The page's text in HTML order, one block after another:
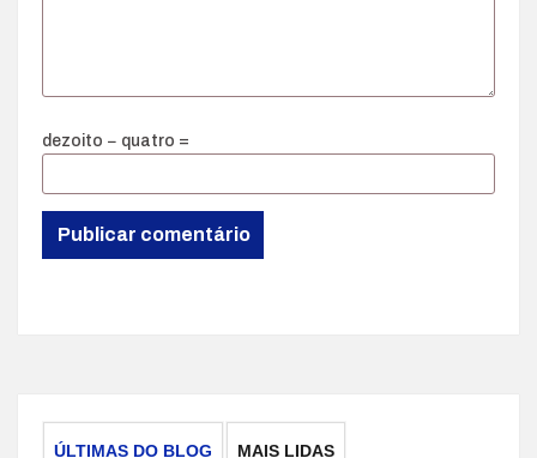
dezoito − quatro =
ÚLTIMAS DO BLOG MAIS LIDAS